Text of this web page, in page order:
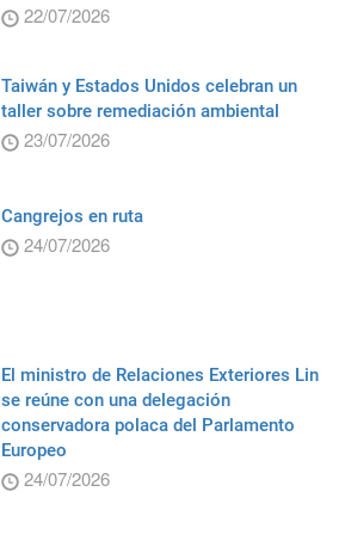
22/07/2026
Taiwán y Estados Unidos celebran un
taller sobre remediación ambiental
23/07/2026
Cangrejos en ruta
24/07/2026
El ministro de Relaciones Exteriores Lin
se reúne con una delegación
conservadora polaca del Parlamento
Europeo
24/07/2026